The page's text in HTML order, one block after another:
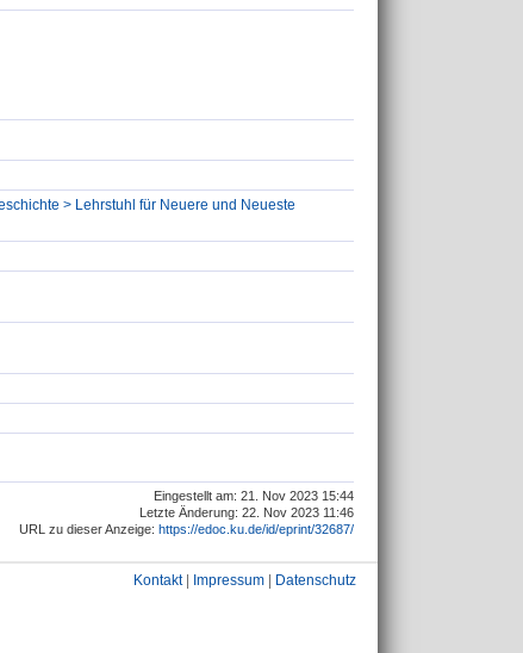
> Lehrstuhl für Neuere und Neueste
Eingestellt am: 21. Nov 2023 15:44
Letzte Änderung: 22. Nov 2023 11:46
URL zu dieser Anzeige: https://edoc.ku.de/id/eprint/32687/
Kontakt| Impressum Datenschutz